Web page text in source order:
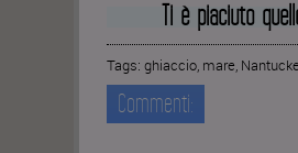
Ti è piaciuto
Tags: ghiaccio, mare,
Commenti: